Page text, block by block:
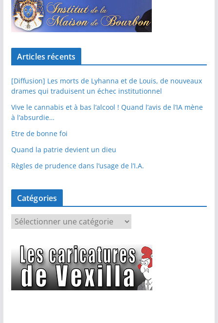
Articles récents
[Diffusion] Les morts de Lyhanna et de Louis, de nouveaux
drames qui traduisent un échec institutionnel
Vive le cannabis et à bas l’alcool ! Quand l’avis de l’IA mène
à l’absurdie…
Etre de bonne foi
Quand la patrie devient un dieu
Règles de prudence dans l’usage de l’I.A.
Catégories
a
é
g
o
r